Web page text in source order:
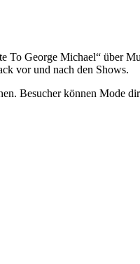
George Michael“ über
vor und nach den Shows.
Besucher können Mode